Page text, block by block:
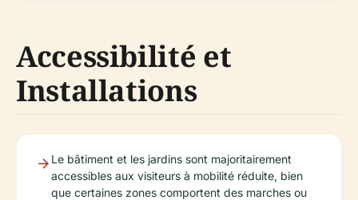
Accessibilité et
Installations
Le bâtiment et les jardins sont majoritairement
accessibles aux visiteurs à mobilité réduite, bien
que certaines zones comportent des marches ou